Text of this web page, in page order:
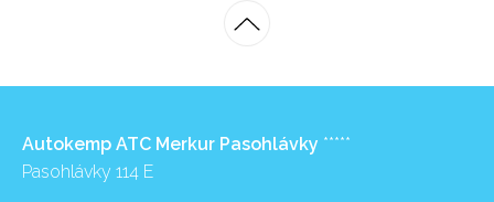
Autokemp ATC Merkur Pasohlávky *****
Pasohlávky 114 E